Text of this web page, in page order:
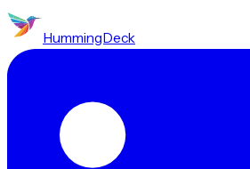
HummingDeck